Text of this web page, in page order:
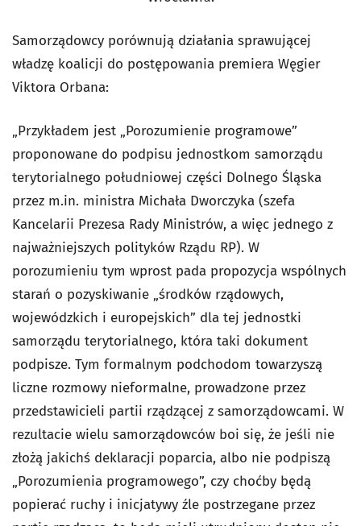
Samorządowcy porównują działania sprawującej
władzę koalicji do postępowania premiera Węgier
Viktora Orbana:
„Przykładem jest „Porozumienie programowe”
proponowane do podpisu jednostkom samorządu
terytorialnego południowej części Dolnego Śląska
przez m.in. ministra Michała Dworczyka (szefa
Kancelarii Prezesa Rady Ministrów, a więc jednego z
najważniejszych polityków Rządu RP). W
porozumieniu tym wprost pada propozycja wspólnych
starań o pozyskiwanie „środków rządowych,
wojewódzkich i europejskich” dla tej jednostki
samorządu terytorialnego, która taki dokument
podpisze. Tym formalnym podchodom towarzyszą
liczne rozmowy nieformalne, prowadzone przez
przedstawicieli partii rządzącej z samorządowcami. W
rezultacie wielu samorządowców boi się, że jeśli nie
złożą jakichś deklaracji poparcia, albo nie podpiszą
„Porozumienia programowego”, czy choćby będą
popierać ruchy i inicjatywy źle postrzegane przez